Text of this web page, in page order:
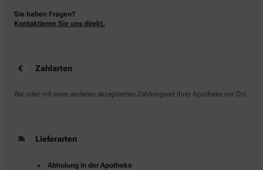
Sie haben Fragen?
Kontaktieren Sie uns direkt.
Zahlarten
Bar oder mit einer anderen akzeptierten Zahlungsart Ihrer Apotheke vor Ort.
Lieferarten
Abholung in der Apotheke